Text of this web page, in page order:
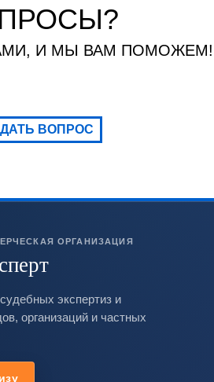
И МЫ ВАМ ПОМОЖЕМ!
ВОПРОС
ОРГАНИЗАЦИЯ
экспертиз и
организаций и частных